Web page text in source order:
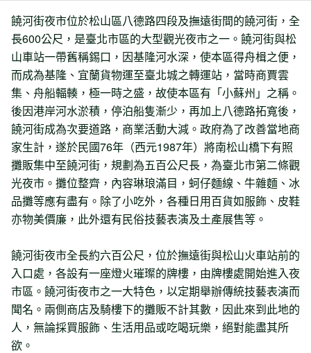
饒河街夜市位於松山區八德路四段及撫遠街間的饒河街，全
長600公尺，是臺北市區的大型觀光夜市之一。饒河街與松
山車站一帶舊稱錫口，因基隆河水深，使本區得舟楫之便，
而成為基隆、宜蘭貨物運至臺北城之轉運站，當時商賈雲
集、舟船輻輳，極一時之盛，故使本區有「小蘇州」之稱。
後因港岸河水淤積，停泊船隻漸少，再加上八德路拓寬後，
饒河街成為次要道路，商業活動大減。政府為了改善當地商
家生計，遂於民國76年（西元1987年）將南松山橋下有照
攤販集中至饒河街，規劃為五百公尺長，為臺北市第二條觀
光夜市。攤位整齊，內容琳琅滿目，蚵仔麵線、牛雜麵、冰
品攤等應有盡有。除了小吃外，各種日用百貨如服飾、皮鞋
亦物美價廉，此外還有民俗技藝表演及土產展售等。
饒河街夜市全長約六百公尺，位於撫遠街與松山火車站前的
入口處，各設有一座燈火璀璨的牌樓，由牌樓處開始進入夜
市區。饒河街夜市之一大特色，以定期舉辦傳統技藝表演而
聞名。兩側商店及騎樓下的攤販不計其數，因此來到此地的
人，無論採買服飾、生活用品或吃喝玩樂，絕對能盡其所
欲。